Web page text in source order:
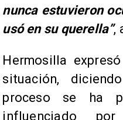
nunca estuvieron
usó en su querella”,
Hermosilla
situación,
proceso se ha
influenciado